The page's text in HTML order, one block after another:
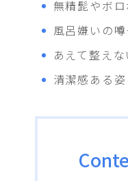
無精髭やボ
風呂嫌いの
あえて整え
清潔感ある